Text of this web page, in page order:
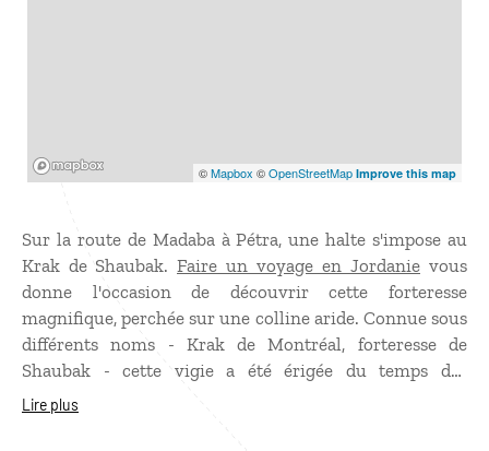
©Mapbox ©OpenStreetMap Improve this map
Sur la route de Madaba à Pétra, une halte s'impose au
Krak de Shaubak. Faire un voyage en Jordanie vous
donne l'occasion de découvrir cette forteresse
magnifique, perchée sur une colline aride. Connue sous
différents noms - Krak de Montréal, forteresse de
Shaubak - cette vigie a été érigée du temps des
Croisades par Baudouin 1er. Vous pourrez notamment
Lire plus